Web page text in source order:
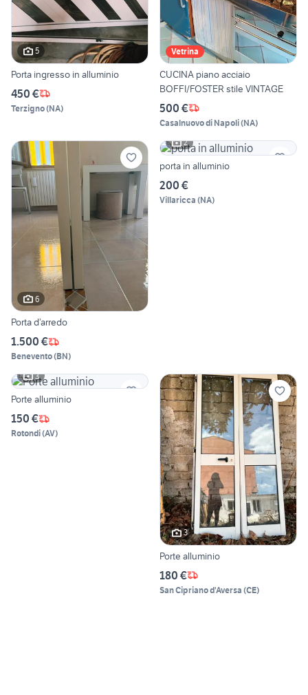
5
Porta ingresso in alluminio
450 €
Terzigno(NA)
Vetrina
CUCINA piano acciaio
BOFFI/FOSTER stile VINTAGE
500 €
Casalnuovo di Napoli(NA)
6
Porta d’arredo
1.500 €
Benevento(BN)
2
porta in alluminio
200 €
Villaricca (NA)
3
Porte alluminio
150 €
Rotondi(AV)
3
Porte alluminio
180 €
San Cipriano d'Aversa (CE)